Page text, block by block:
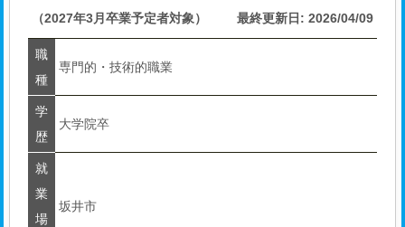
（2027年3月卒業予定者対象） 最終更新日: 2026/04/09
職
種
専門的・技術的職業
学
歴
大学院卒
就
業
場
坂井市